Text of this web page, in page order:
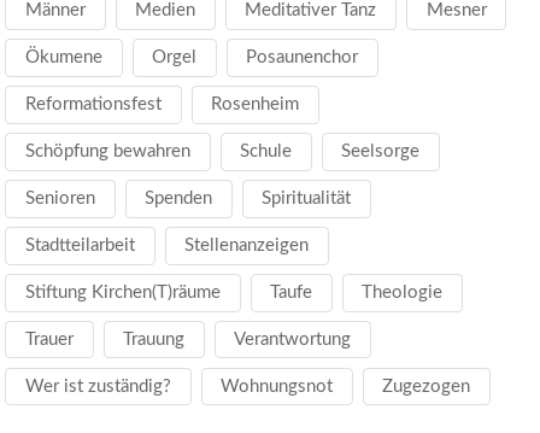
Männer Medien Meditativer Tanz Mesner
Ökumene Orgel Posaunenchor
Reformationsfest Rosenheim
Schöpfung bewahren Schule Seelsorge
Senioren Spenden Spiritualität
Stadtteilarbeit Stellenanzeigen
Stiftung Kirchen(T)räume Taufe Theologie
Trauer Trauung Verantwortung
Wer ist zuständig? Wohnungsnot Zugezogen